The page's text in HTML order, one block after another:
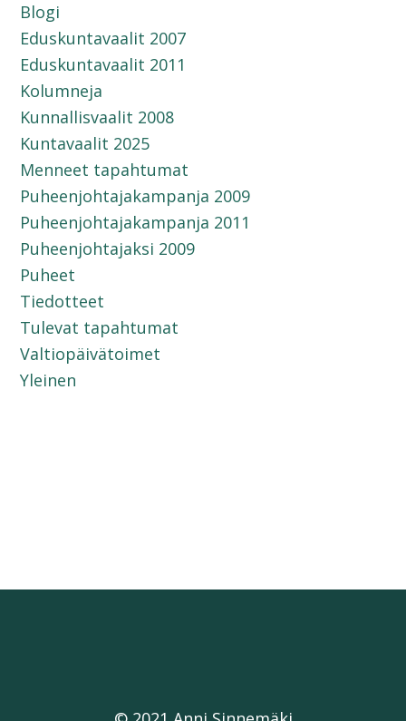
Blogi
Eduskuntavaalit 2007
Eduskuntavaalit 2011
Kolumneja
Kunnallisvaalit 2008
Kuntavaalit 2025
Menneet tapahtumat
Puheenjohtajakampanja 2009
Puheenjohtajakampanja 2011
Puheenjohtajaksi 2009
Puheet
Tiedotteet
Tulevat tapahtumat
Valtiopäivätoimet
Yleinen